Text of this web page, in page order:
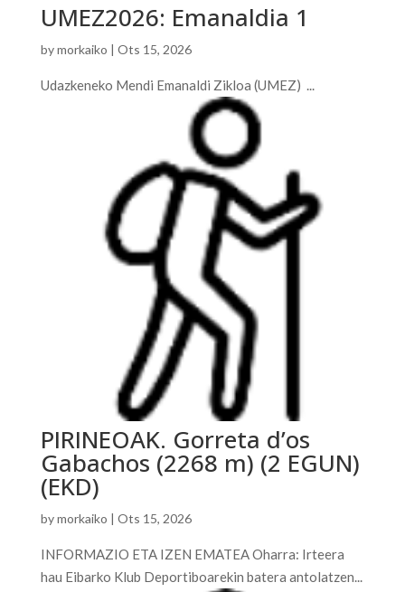
UMEZ2026: Emanaldia 1
bymorkaiko | Ots 15, 2026
Udazkeneko Mendi Emanaldi Zikloa (UMEZ) ...
PIRINEOAK. Gorreta d’os
Gabachos (2268 m) (2 EGUN)
(EKD)
bymorkaiko | Ots 15, 2026
INFORMAZIO ETA IZEN EMATEA Oharra: Irteera
hau Eibarko Klub Deportiboarekin batera antolatzen...